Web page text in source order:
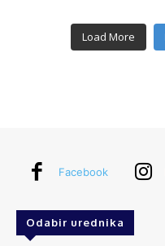
Load More
Facebook
Odabir urednika